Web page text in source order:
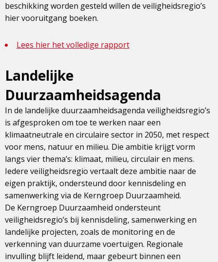
beschikking worden gesteld willen de veiligheidsregio’s
hier vooruitgang boeken.
Lees hier het volledige rapport
Landelijke
Duurzaamheidsagenda
In de landelijke duurzaamheidsagenda veiligheidsregio’s
is afgesproken om toe te werken naar een
klimaatneutrale en circulaire sector in 2050, met respect
voor mens, natuur en milieu. Die ambitie krijgt vorm
langs vier thema’s: klimaat, milieu, circulair en mens.
Iedere veiligheidsregio vertaalt deze ambitie naar de
eigen praktijk, ondersteund door kennisdeling en
samenwerking via de Kerngroep Duurzaamheid.
De Kerngroep Duurzaamheid ondersteunt
veiligheidsregio’s bij kennisdeling, samenwerking en
landelijke projecten, zoals de monitoring en de
verkenning van duurzame voertuigen. Regionale
invulling blijft leidend, maar gebeurt binnen een